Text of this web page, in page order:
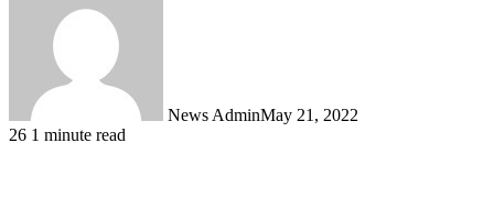
News AdminMay 21, 2022
26 1 minute read